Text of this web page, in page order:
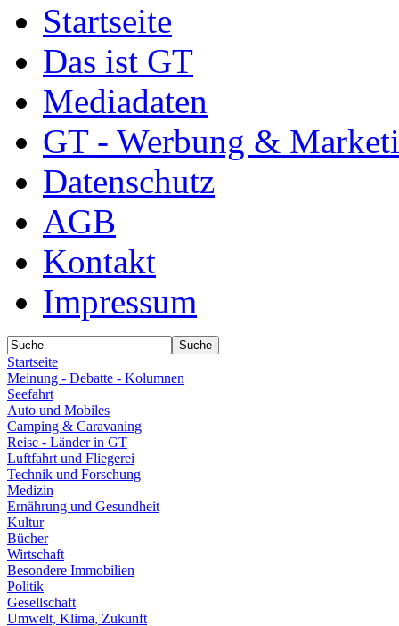
Startseite
Das ist GT
Mediadaten
GT - Werbung &
Datenschutz
AGB
Kontakt
Impressum
Startseite
Meinung - Debatte - Kolumnen
Seefahrt
Auto und Mobiles
Camping & Caravaning
Reise - Länder in GT
Luftfahrt und Fliegerei
Technik und Forschung
Medizin
Ernährung und Gesundheit
Kultur
Bücher
Wirtschaft
Besondere Immobilien
Politik
Gesellschaft
Umwelt, Klima, Zukunft